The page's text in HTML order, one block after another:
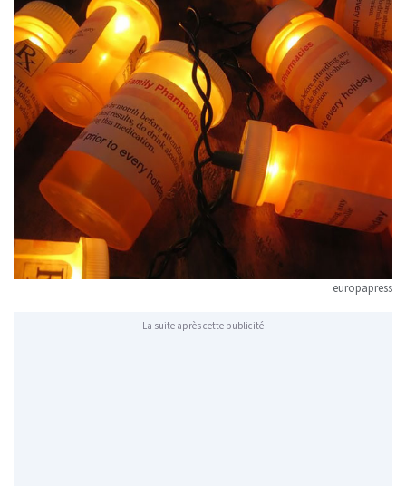
europapress
La suite après cette publicité